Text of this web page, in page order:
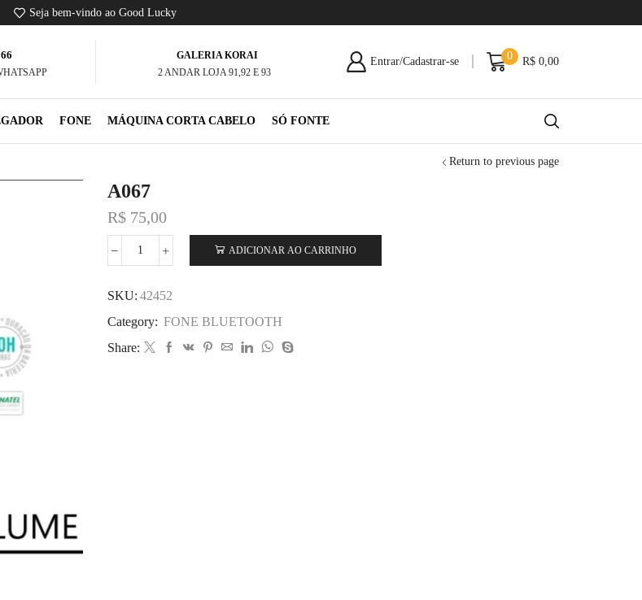
Seja bem-vindo ao Good Lucky
GALERIA KORAI
2 ANDAR LOJA 91,92 E 93
Entrar/Cadastrar-se 0 R$ 0,00
FONE MÁQUINA CORTA CABELO SÓ FONTE
Return to previous page
A067
R$ 75,00
ADICIONAR AO CARRINHO
SKU: 42452
Category: FONE BLUETOOTH
Share: